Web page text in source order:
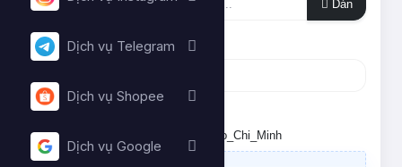
Dịch vụ Telegram
Dịch vụ Shopee
Dịch vụ Google
Dán
Số lượng
Tối thiểu:- Tối đa:
Đặt lịch chạy. Múi giờ: Asia/Ho_Chi_Minh